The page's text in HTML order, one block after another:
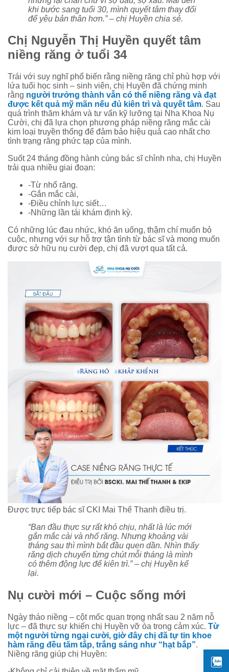
khi bước sang tuổi 30, mình quyết tâm thay đổi
để yêu bản thân hơn.” – chị Huyền chia sẻ.
Chị Nguyễn Thị Huyền quyết tâm
niềng răng ở tuổi 34
Trái với suy nghĩ phổ biến rằng niềng răng chỉ phù hợp với
lứa tuổi học sinh – sinh viên, chị Huyền đã chứng minh
rằng người trưởng thành vẫn có thể niềng răng và đạt
được kết quả mỹ mãn nếu đủ kiên trì và quyết tâm. Sau
quá trình thăm khám và tư vấn kỹ lưỡng tại Nha Khoa Nụ
Cười, chị đã lựa chọn phương pháp niềng răng mắc cài
kim loại truyền thống để đảm bảo hiệu quả cao nhất cho
tình trạng răng phức tạp của mình.
Suốt 24 tháng đồng hành cùng bác sĩ chỉnh nha, chị Huyền
trải qua nhiều giai đoạn:
-Từ nhổ răng.
-Gắn mắc cài,
-Điều chỉnh lực siết…
-Những lần tái khám định kỳ.
Có những lúc đau nhức, khó ăn uống, thậm chí muốn bỏ
cuộc, nhưng với sự hỗ trợ tận tình từ bác sĩ và mong muốn
được sở hữu nụ cười đẹp, chị đã vượt qua tất cả.
Được trực tiếp bác sĩ CKI Mai Thế Thanh điều trị.
“Ban đầu thực sự rất khó chịu, nhất là lúc mới
gắn mắc cài và nhổ răng. Nhưng khoảng vài
tháng sau thì mình bắt đầu quen dần. Nhìn thấy
răng dịch chuyển từng chút mỗi tháng là mình
có thêm động lực để kiên trì.” – chị Huyền kể
lại.
Nụ cười mới – Cuộc sống mới
Ngày tháo niềng – cột mốc quan trọng nhất sau 2 năm nỗ
lực – đã thực sự khiến chị Huyền vỡ òa trong cảm xúc. Từ
một người từng ngại cười, giờ đây chị đã tự tin khoe
hàm răng đều tăm tắp, trắng sáng như “hạt bắp”.
Niềng răng giúp chị Huyền: